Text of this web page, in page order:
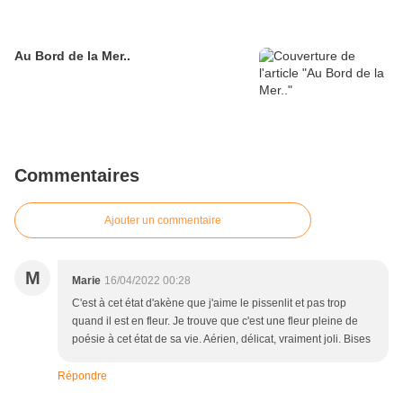
Au Bord de la Mer..
Commentaires
Ajouter un commentaire
M Marie 16/04/2022 00:28
C'est à cet état d'akène que j'aime le pissenlit et pas trop
quand il est en fleur. Je trouve que c'est une fleur pleine de
poésie à cet état de sa vie. Aérien, délicat, vraiment joli. Bises
Répondre